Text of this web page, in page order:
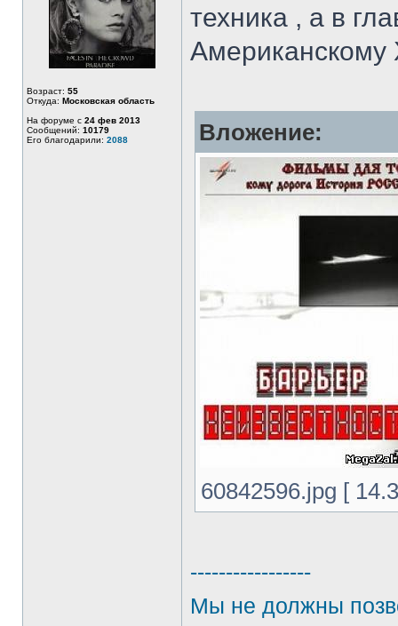
Возраст: 55
Откуда: Московская область
На форуме с 24 фев 2013
Сообщений: 10179
Его благодарили: 2088
техника , а в
Американскому
Вложение:
60842596.jpg [
-----------------
Мы не должны